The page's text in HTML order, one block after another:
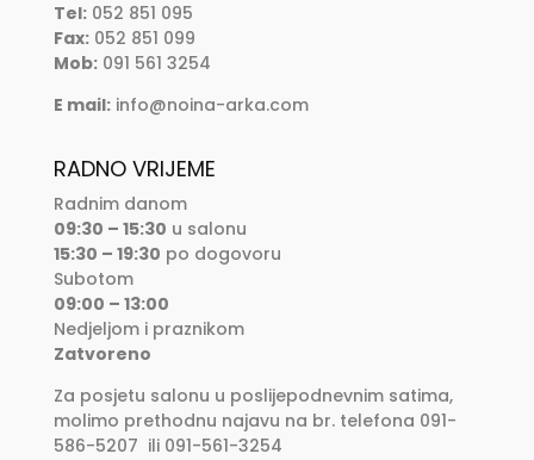
Tel:052 851 095
Fax:052 851 099
Mob:091 561 3254
E mail: info@noina-arka.com
RADNO VRIJEME
Radnim danom
09:30 – 15:30 u salonu
15:30 – 19:30 po dogovoru
Subotom
09:00 – 13:00
Nedjeljom i praznikom
Zatvoreno
Za posjetu salonu u poslijepodnevnim satima,
molimo prethodnu najavu na br. telefona 091-
586-5207 ili 091-561-3254